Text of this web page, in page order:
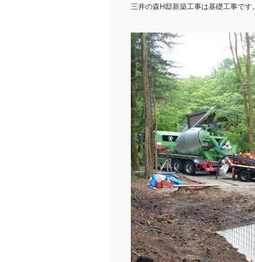
三井の森H邸新築工事は基礎工事です。